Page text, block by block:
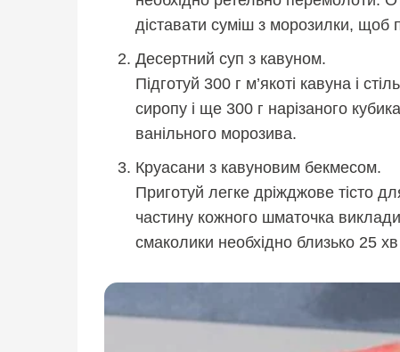
діставати суміш з морозилки,
Десертний суп з кавуном.
Підготуй 300 г м’якоті кавуна і
сиропу і ще 300 г нарізаного
ванільного морозива.
Круасани з кавуновим бекмесом.
Приготуй легке дріжджове тісто
частину кожного шматочка
смаколики необхідно близько 25